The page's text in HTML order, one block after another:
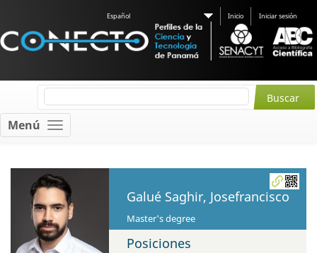
Español Inicio Iniciar sesión
Menú
Galué Saghir, Josefrancisco
Master's degree
Posiciones